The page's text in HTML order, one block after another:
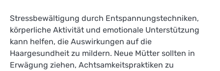
Stressbewältigung durch Entspannungstechniken,
körperliche Aktivität und emotionale Unterstützung
kann helfen, die Auswirkungen auf die
Haargesundheit zu mildern. Neue Mütter sollten in
Erwägung ziehen, Achtsamkeitspraktiken zu